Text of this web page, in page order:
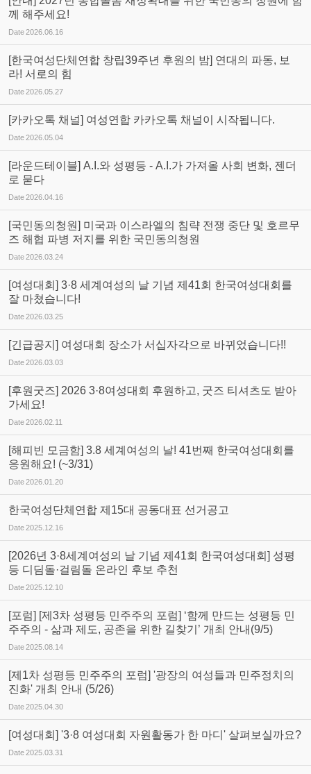
께 해주세요!
Date2026.06.16
[한국여성단체연합 창립39주년 후원의 밤] 연대의 파동, 보
라! 서로의 힘
Date2026.05.27
[카카오톡 채널] 여성연합 카카오톡 채널이 시작됩니다.
Date2026.05.04
[라운드테이블] A.I.와 성평등 - A.I.가 가져올 사회 변화, 젠더
로 묻다
Date2026.04.16
[국민동의청원] 미국과 이스라엘의 침략 전쟁 중단 및 호르무
즈 해협 파병 저지를 위한 국민동의청원
Date2026.03.24
[여성대회] 3·8 세계여성의 날 기념 제41회 한국여성대회를
잘 마쳤습니다!
Date2026.03.25
[긴급공지] 여성대회 장소가 서십자각으로 바뀌었습니다!!
Date2026.03.03
[후원굿즈] 2026 3·8여성대회 후원하고, 굿즈 티셔츠도 받아
가세요!
Date2026.02.11
[해피빈 모금함] 3.8 세계여성의 날! 41번째 한국여성대회를
응원해요! (~3/31)
Date2026.01.20
한국여성단체연합 제15대 공동대표 선거공고
Date2025.12.16
[2026년 3·8세계여성의 날 기념 제41회 한국여성대회] 성평
등 디딤돌·걸림돌 온라인 후보 추천
Date2025.12.10
[포럼] [제3차 성평등 민주주의 포럼] ‘함께 만드는 성평등 민
주주의 - 삶과 제도, 공존을 위한 길찾기’ 개최 안내(9/5)
Date2025.08.14
[제1차 성평등 민주주의 포럼] '광장의 여성들과 민주정치의
진화' 개최 안내 (5/26)
Date2025.04.30
[여성대회] '3·8 여성대회 자원활동가 한 마디' 살펴보실까요?
Date2025.03.31